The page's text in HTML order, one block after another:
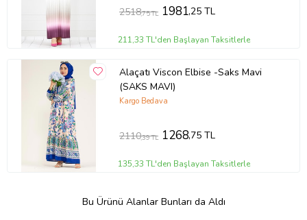
2518,75 TL 1981,25 TL
211,33 TL'den Başlayan Taksitlerle
Alaçatı Viscon Elbise -Saks Mavi
(SAKS MAVI)
Kargo Bedava
2110,39 TL 1268,75 TL
135,33 TL'den Başlayan Taksitlerle
Bu Ürünü Alanlar Bunları da Aldı